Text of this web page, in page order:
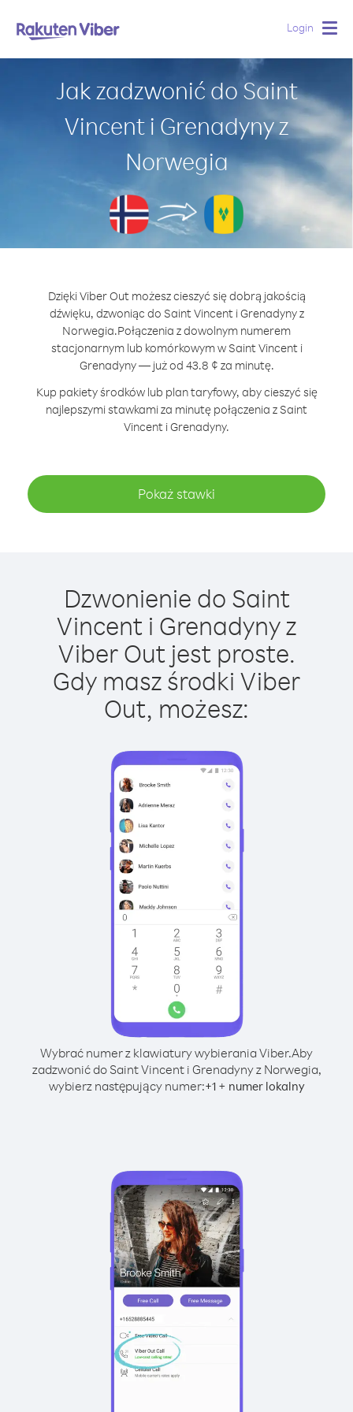
Login
Jak zadzwonić do Saint
Vincent i Grenadyny z
Norwegia
Dzięki Viber Out możesz cieszyć się dobrą jakością
dźwięku, dzwoniąc do Saint Vincent i Grenadyny z
Norwegia.Połączenia z dowolnym numerem
stacjonarnym lub komórkowym w Saint Vincent i
Grenadyny — już od 43.8 ¢ za minutę.
Kup pakiety środków lub plan taryfowy, aby cieszyć się
najlepszymi stawkami za minutę połączenia z Saint
Vincent i Grenadyny.
Pokaż stawki
Dzwonienie do Saint
Vincent i Grenadyny z
Viber Out jest proste.
Gdy masz środki Viber
Out, możesz:
Wybrać numer z klawiatury wybierania Viber.Aby
zadzwonić do Saint Vincent i Grenadyny z Norwegia,
wybierz następujący numer:+1+ numer lokalny